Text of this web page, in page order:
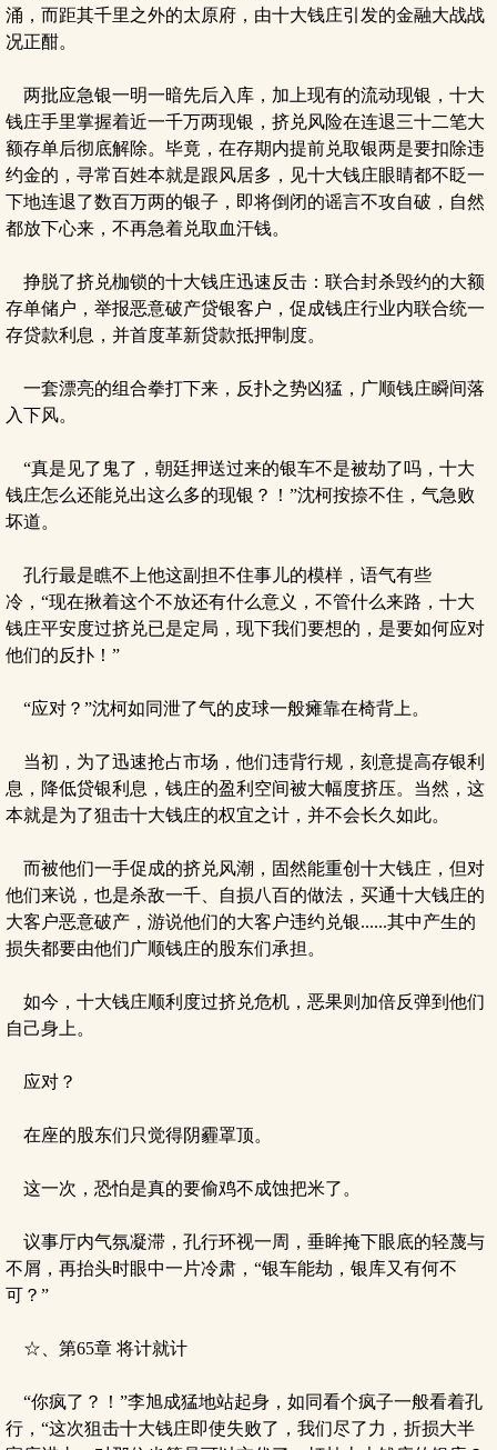
涌，而距其千里之外的太原府，由十大钱庄引发的金融大战战
况正酣。
两批应急银一明一暗先后入库，加上现有的流动现银，十大
钱庄手里掌握着近一千万两现银，挤兑风险在连退三十二笔大
额存单后彻底解除。毕竟，在存期内提前兑取银两是要扣除违
约金的，寻常百姓本就是跟风居多，见十大钱庄眼睛都不眨一
下地连退了数百万两的银子，即将倒闭的谣言不攻自破，自然
都放下心来，不再急着兑取血汗钱。
挣脱了挤兑枷锁的十大钱庄迅速反击：联合封杀毁约的大额
存单储户，举报恶意破产贷银客户，促成钱庄行业内联合统一
存贷款利息，并首度革新贷款抵押制度。
一套漂亮的组合拳打下来，反扑之势凶猛，广顺钱庄瞬间落
入下风。
“真是见了鬼了，朝廷押送过来的银车不是被劫了吗，十大
钱庄怎么还能兑出这么多的现银？！”沈柯按捺不住，气急败
坏道。
孔行最是瞧不上他这副担不住事儿的模样，语气有些
冷，“现在揪着这个不放还有什么意义，不管什么来路，十大
钱庄平安度过挤兑已是定局，现下我们要想的，是要如何应对
他们的反扑！”
“应对？”沈柯如同泄了气的皮球一般瘫靠在椅背上。
当初，为了迅速抢占市场，他们违背行规，刻意提高存银利
息，降低贷银利息，钱庄的盈利空间被大幅度挤压。当然，这
本就是为了狙击十大钱庄的权宜之计，并不会长久如此。
而被他们一手促成的挤兑风潮，固然能重创十大钱庄，但对
他们来说，也是杀敌一千、自损八百的做法，买通十大钱庄的
大客户恶意破产，游说他们的大客户违约兑银......其中产生的
损失都要由他们广顺钱庄的股东们承担。
如今，十大钱庄顺利度过挤兑危机，恶果则加倍反弹到他们
自己身上。
应对？
在座的股东们只觉得阴霾罩顶。
这一次，恐怕是真的要偷鸡不成蚀把米了。
议事厅内气氛凝滞，孔行环视一周，垂眸掩下眼底的轻蔑与
不屑，再抬头时眼中一片冷肃，“银车能劫，银库又有何不
可？”
☆、第65章 将计就计
“你疯了？！”李旭成猛地站起身，如同看个疯子一般看着孔
行，“这次狙击十大钱庄即使失败了，我们尽了力，折损大半